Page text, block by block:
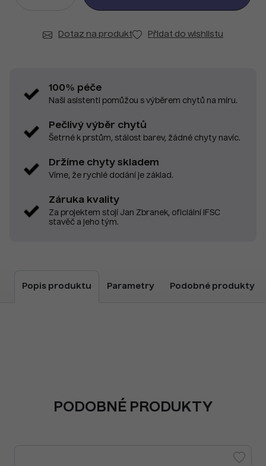
Dotaz na produkt Přidat do wishlistu
100% péče
Naši asistenti pomůžou s výběrem chytů na míru.
Pečlivý výběr chytů
Šetrné k prstům, stálost barev, žádné chyty navíc.
Držíme chyty skladem
Víme, že rychlé dodání je základ.
Záruka kvality
Za projektem stojí Jan Zbranek, oficiální IFSC
stavěč a jeho tým.
Popis produktu Parametry Podobné produkty
PODOBNÉ PRODUKTY